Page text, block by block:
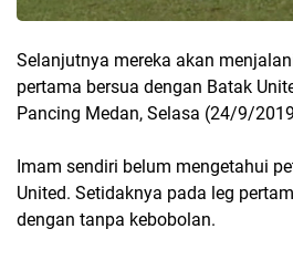
Selanjutnya mereka akan
pertama bersua dengan Batak
Pancing Medan, Selasa (24/9/
Imam sendiri belum mengetahui
United. Setidaknya pada leg
dengan tanpa kebobolan.